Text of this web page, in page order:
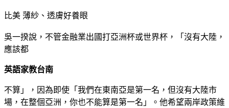
比美 薄紗、透膚好養眼
吳一揆說，不管金融業出國打亞洲杯或世界杯，「沒有大陸，
應該都
英語家教台南
不算」，因為即使「我們在東南亞是第一名，但沒有大陸市
場，在整個亞洲，你也不能算是第一名」。他希望兩岸政策維